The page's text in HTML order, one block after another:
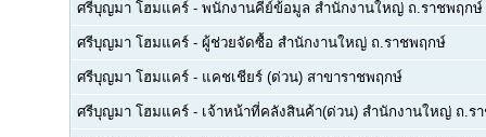
ศรีบุญมา โฮมแคร์ - พนักงานคีย์ข้อมูล สำนักงานใหญ่ ถ.ราชพฤกษ์
ศรีบุญมา โฮมแคร์ - ผู้ช่วยจัดซื้อ สำนักงานใหญ่ ถ.ราชพฤกษ์
ศรีบุญมา โฮมแคร์ - แคชเชียร์ (ด่วน) สาขาราชพฤกษ์
ศรีบุญมา โฮมแคร์ - เจ้าหน้าที่คลังสินค้า(ด่วน) สำนักงานใหญ่ ถ.ร